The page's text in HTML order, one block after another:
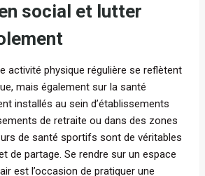
social et lutter
activité physique régulière se reflètent
mais également sur la santé
installés au sein d’établissements
de retraite ou dans des zones
de santé sportifs sont de véritables
de partage. Se rendre sur un espace
est l’occasion de pratiquer une